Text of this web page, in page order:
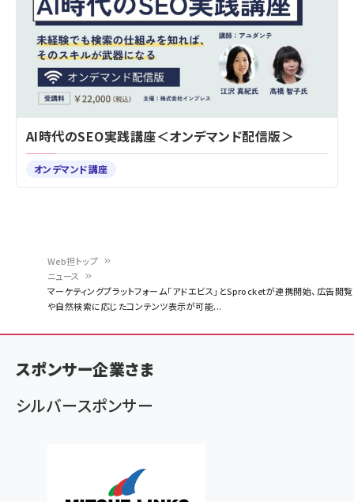
く
ず
Web担トップ
ニュース
マーケティングプラットフォーム「アドエビス」とSprocketが連携開始、広告閲覧
や自然検索に応じたコンテンツ表示が可能...
AI時代のSEO実践講座＜オンデマンド配信版＞
オンデマンド講座
スポンサー企業さま
シルバースポンサー